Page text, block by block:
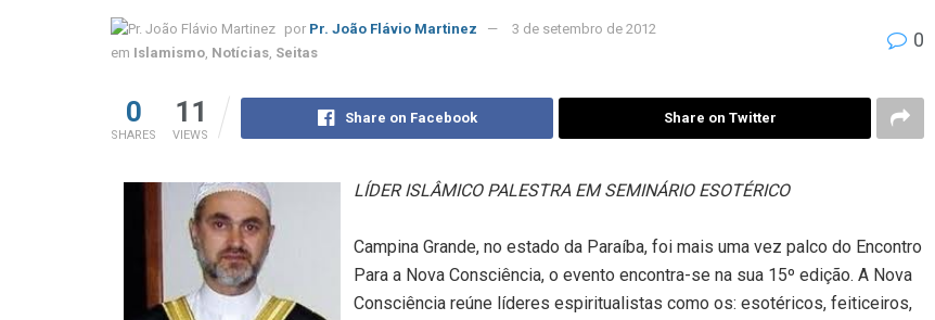
por Pr. João Flávio Martinez
3 de setembro de 2012
em Islamismo, Notícias, Seitas
0
0
SHARES
11
VIEWS
Share on Facebook Share on Twitter
LÍDER ISLÂMICO PALESTRA EM SEMINÁRIO ESOTÉRICO
Campina Grande, no estado da Paraíba, foi mais uma vez palco do Encontro
Para a Nova Consciência, o evento encontra-se na sua 15º edição. A Nova
Consciência reúne líderes espiritualistas como os: esotéricos, feiticeiros,